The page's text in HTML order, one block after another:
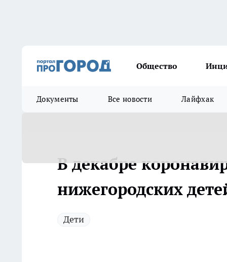
Общество
Документы Все новости Лайфхак
В декабре
нижегородских
Дети